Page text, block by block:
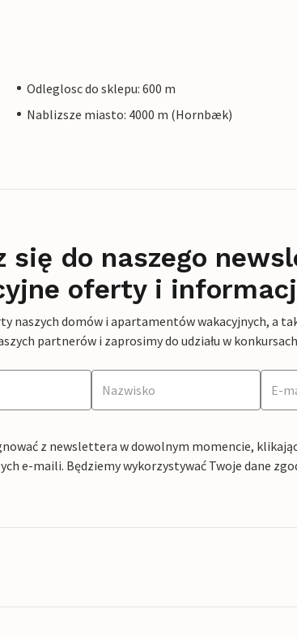
Odleglosc do sklepu: 600 m
Nablizsze miasto: 4000 m (Hornbæk)
się do naszego
oferty i
naszych domów i apartamentów wakacyjnych, a
partnerów i zaprosimy do udziału w
z newslettera w dowolnym momencie,
e-maili. Będziemy wykorzystywać Twoje dane